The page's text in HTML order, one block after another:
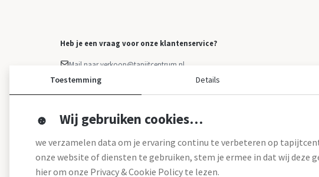
Heb je een vraag voor onze klantenservice?
Mail naar verkoop@tapijtcentrum.nl
Facebook Messenger
Toestemming Details
Wij gebruiken cookies…
we verzamelen data om je ervaring continu te verbeteren op
onze website of diensten te gebruiken, stem je ermee in dat wij deze
hier om onze Privacy & Cookie Policy te lezen.